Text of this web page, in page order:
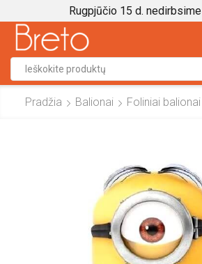
Rugpjūčio 15 d. nedirbsime
input
Pradžia Balionai Foliniai balionai